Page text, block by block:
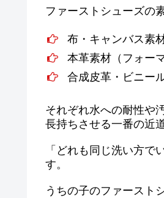
ファーストシューズの
布・キャンバス素
本革素材（フォー
合成皮革・ビニー
それぞれ水への耐性や
長持ちさせる一番の近
「どれも同じ洗い方
す。
うちの子のファースト